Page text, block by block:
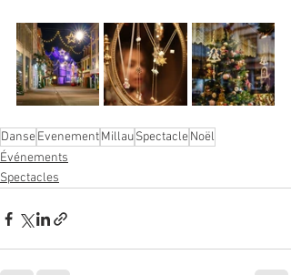
DanseEvenementMillauSpectacleNoël
Événements
Spectacles